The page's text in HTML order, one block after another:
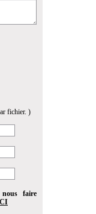
fichier. )
faire